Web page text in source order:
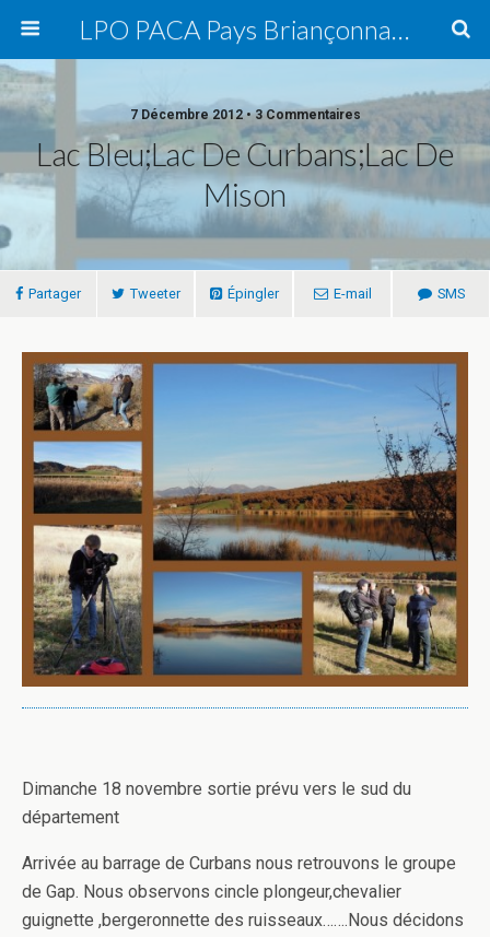
LPO PACA Pays Briançonnais, groupe local
7 Décembre 2012 • 3 Commentaires
Lac Bleu;Lac De Curbans;Lac De
Mison
Partager Tweeter Épingler E-mail SMS
Dimanche 18 novembre sortie prévu vers le sud du
département
Arrivée au barrage de Curbans nous retrouvons le groupe
de Gap. Nous observons cincle plongeur,chevalier
guignette ,bergeronnette des ruisseaux…….Nous décidons